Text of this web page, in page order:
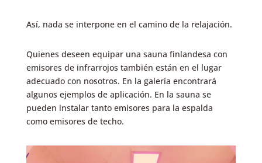
Así, nada se interpone en el camino de la relajación.
Quienes deseen equipar una sauna finlandesa con
emisores de infrarrojos también están en el lugar
adecuado con nosotros. En la galería encontrará
algunos ejemplos de aplicación. En la sauna se
pueden instalar tanto emisores para la espalda
como emisores de techo.